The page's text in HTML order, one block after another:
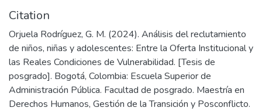
Citation
Orjuela Rodríguez, G. M. (2024). Análisis del reclutamiento
de niños, niñas y adolescentes: Entre la Oferta Institucional y
las Reales Condiciones de Vulnerabilidad. [Tesis de
posgrado]. Bogotá, Colombia: Escuela Superior de
Administración Pública. Facultad de posgrado. Maestría en
Derechos Humanos, Gestión de la Transición y Posconflicto.